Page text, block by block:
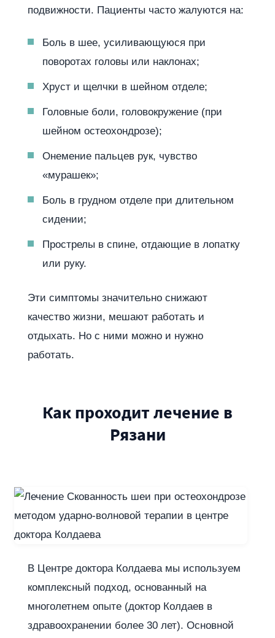
подвижности. Пациенты часто жалуются на:
Боль в шее, усиливающуюся при
поворотах головы или наклонах;
Хруст и щелчки в шейном отделе;
Головные боли, головокружение (при
шейном остеохондрозе);
Онемение пальцев рук, чувство
«мурашек»;
Боль в грудном отделе при длительном
сидении;
Прострелы в спине, отдающие в лопатку
или руку.
Эти симптомы значительно снижают
качество жизни, мешают работать и
отдыхать. Но с ними можно и нужно
работать.
Как проходит лечение в
Рязани
В Центре доктора Колдаева мы используем
комплексный подход, основанный на
многолетнем опыте (доктор Колдаев в
здравоохранении более 30 лет). Основной